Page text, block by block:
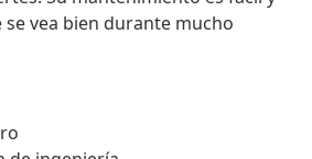
vea bien durante mucho